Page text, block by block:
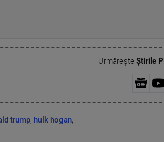
Urmărește Știrile
trump, hulk hogan,